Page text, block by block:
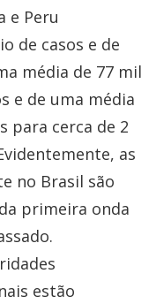
e Peru
de casos e de
média de 77 mil
e de uma média
para cerca de 2
as
no Brasil são
primeira onda
estão